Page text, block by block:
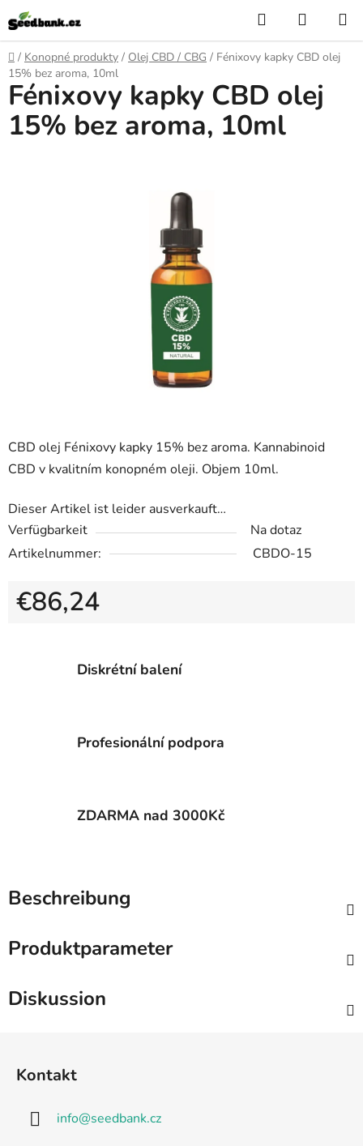
Zum
Inhalt
springen
Suchen
Startseite
/ Konopné produkty / Olej CBD / CBG / Fénixovy kapky CBD olej
15% bez aroma, 10ml
CBD olej Fénixovy kapky 15% bez aroma. Kannabinoid
CBD v kvalitním konopném oleji. Objem 10ml.
Dieser Artikel ist leider ausverkauft…
Verfügbarkeit
Na dotaz
Artikelnummer:
CBDO-15
€86,24
Fénixovy kapky CBD olej
15% bez aroma, 10ml
Diskrétní balení
Profesionální podpora
ZDARMA nad 3000Kč
Beschreibung
Produktparameter
Diskussion
Kontakt
info@seedbank.cz